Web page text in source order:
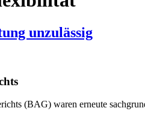
unzulässig
(BAG) waren erneute